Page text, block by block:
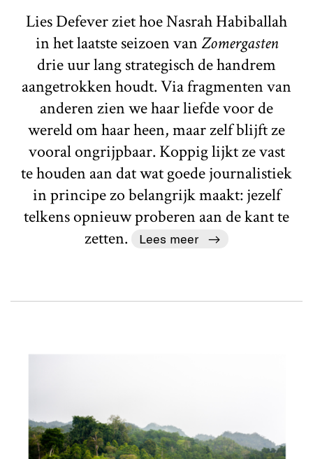
Lies Defever ziet hoe Nasrah Habiballah
in het laatste seizoen vanZomergasten
drie uur lang strategisch de handrem
aangetrokken houdt. Via fragmenten van
anderen zien we haar liefde voor de
wereld om haar heen, maar zelf blijft ze
vooral ongrijpbaar. Koppig lijkt ze vast
te houden aan dat wat goede journalistiek
in principe zo belangrijk maakt: jezelf
telkens opnieuw proberen aan de kant te
zetten.
Lees meer